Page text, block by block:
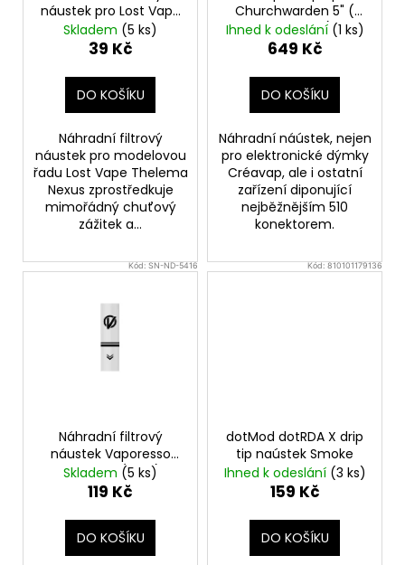
náustek pro Lost Vape
Thelema Nexus Pod
(5ks)
Skladem (5 ks)
39 Kč
DO KOŠÍKU
Náhradní filtrový
náustek pro modelovou
řadu Lost Vape Thelema
Nexus zprostředkuje
mimořádný chuťový
zážitek a...
Churchwarden 5" (
EPIPE STEM )
Ihned k odeslání (1 ks)
649 Kč
DO KOŠÍKU
Náhradní náústek, nejen
pro elektronické dýmky
Créavap, ale i ostatní
zařízení diponující
nejběžnějším 510
konektorem.
Kód:SN-ND-5416
Náhradní filtrový
náustek Vaporesso
ECO ONE (20ks)
Skladem (5 ks)
119 Kč
DO KOŠÍKU
Kód:810101179136
dotMod dotRDA X drip
tip naústek Smoke
Ihned k odeslání (3 ks)
159 Kč
DO KOŠÍKU